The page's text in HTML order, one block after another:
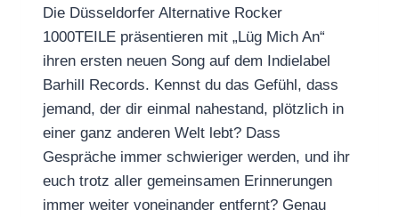
Die Düsseldorfer Alternative Rocker
1000TEILE präsentieren mit „Lüg Mich An“
ihren ersten neuen Song auf dem Indielabel
Barhill Records. Kennst du das Gefühl, dass
jemand, der dir einmal nahestand, plötzlich in
einer ganz anderen Welt lebt? Dass
Gespräche immer schwieriger werden, und ihr
euch trotz aller gemeinsamen Erinnerungen
immer weiter voneinander entfernt? Genau